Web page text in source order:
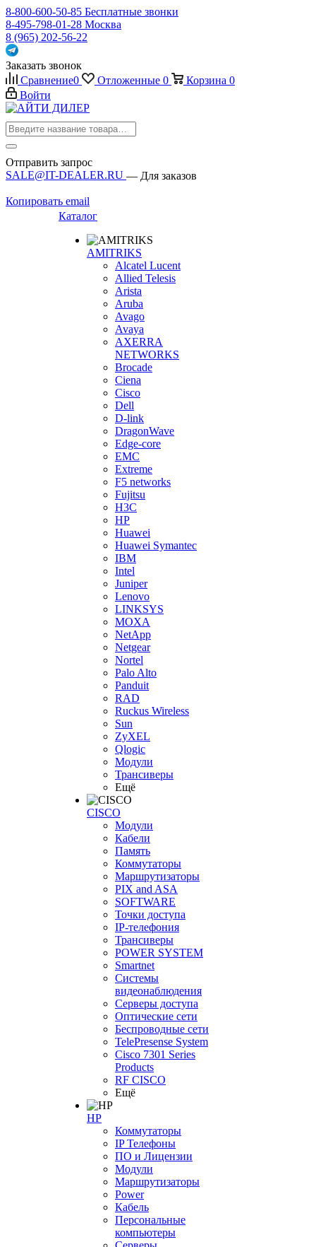
8-800-600-50-85 Бесплатные звонки
8-495-798-01-28 Москва
8 (965) 202-56-22
Заказать звонок
Сравнение0 Отложенные 0 Корзина 0
Войти
Отправить запрос
SALE@IT-DEALER.RU — Для заказов
Копировать email
Каталог
AMITRIKS
Alcatel Lucent
Allied Telesis
Arista
Aruba
Avago
Avaya
AXERRA
NETWORKS
Brocade
Ciena
Cisco
Dell
D-link
DragonWave
Edge-core
EMC
Extreme
F5 networks
Fujitsu
H3С
HP
Huawei
Huawei Symantec
IBM
Intel
Juniper
Lenovo
LINKSYS
MOXA
NetApp
Netgear
Nortel
Palo Alto
Panduit
RAD
Ruckus Wireless
Sun
ZyXEL
Qlogic
Модули
Трансиверы
Ещё
CISCO
Модули
Кабели
Память
Коммутаторы
Маршрутизаторы
PIX and ASA
SOFTWARE
Точки доступа
IP-телефония
Трансиверы
POWER SYSTEM
Smartnet
Системы
видеонаблюдения
Серверы доступа
Оптические сети
Беспроводные сети
TelePresense System
Cisco 7301 Series
Products
RF CISCO
Ещё
HP
Коммутаторы
IP Телефоны
ПО и Лицензии
Модули
Маршрутизаторы
Power
Кабель
Персональные
компьютеры